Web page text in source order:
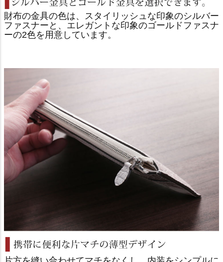
財布の金具の色は、スタイリッシュな印象のシルバー
ファスナーと、エレガントな印象のゴールドファスナ
ーの2色を用意しています。